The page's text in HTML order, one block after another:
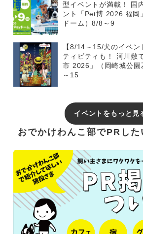
型イベントが満載！ 国
ント「Pet博 2026 福岡
ドーム）8/8～9
【8/14～15/犬のイベ
ティビティも！ 河川敷
市 2026」（岡崎城公
～15
イベントをもっと見
おでかけわんこ部でPRした